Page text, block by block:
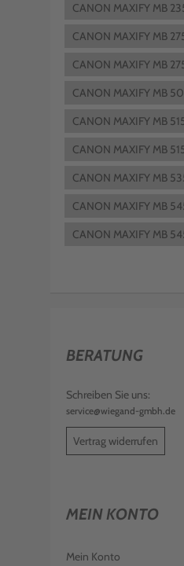
CANON MAXIFY MB
CANON MAXIFY MB
CANON MAXIFY MB
CANON MAXIFY MB
CANON MAXIFY MB
CANON MAXIFY MB
CANON MAXIFY MB
CANON MAXIFY MB
CANON MAXIFY MB
BERATUNG
Schreiben Sie uns:
service@wiegand-gmbh.de
Vertrag widerrufen
MEIN KONTO
Mein Konto